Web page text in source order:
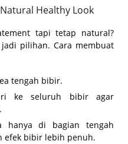
Healthy Look
tapi tetap natural?
pilihan. Cara membuat
tengah bibir.
ke seluruh bibir agar
hanya di bagian tengah
efek bibir lebih penuh.